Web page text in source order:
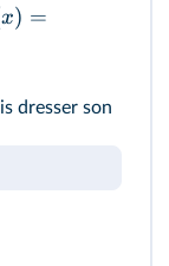
x) =
dresser son